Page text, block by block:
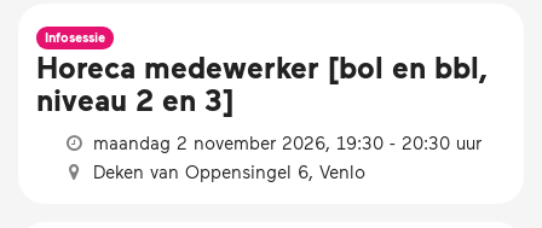
Infosessie
Horeca medewerker [bol en bbl,
niveau 2 en 3]
maandag 2 november 2026, 19:30 - 20:30 uur
Deken van Oppensingel 6, Venlo